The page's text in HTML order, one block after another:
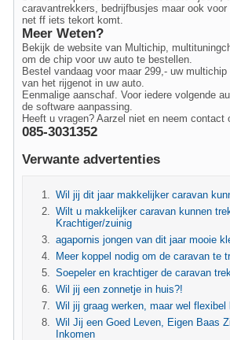
caravantrekkers, bedrijfbusjes maar ook voor
net ff iets tekort komt.
Meer Weten?
Bekijk de website van Multichip,
om de chip voor uw auto te bestellen.
Bestel vandaag voor maar 299,- uw multichip
van het rijgenot in uw auto.
Eenmalige aanschaf. Voor iedere volgende
de software aanpassing.
Heeft u vragen? Aarzel niet en neem contact
085-3031352
Verwante advertenties
Wil jij dit jaar makkelijker caravan
Wilt u makkelijker caravan kunnen
Krachtiger/zuinig
agapornis jongen van dit jaar mooie
Meer koppel nodig om de caravan te
Soepeler en krachtiger de caravan
Wil jij een zonnetje in huis?!
Wil jij graag werken, maar wel flexibel
Wil Jij een Goed Leven, Eigen Baas
Inkomen